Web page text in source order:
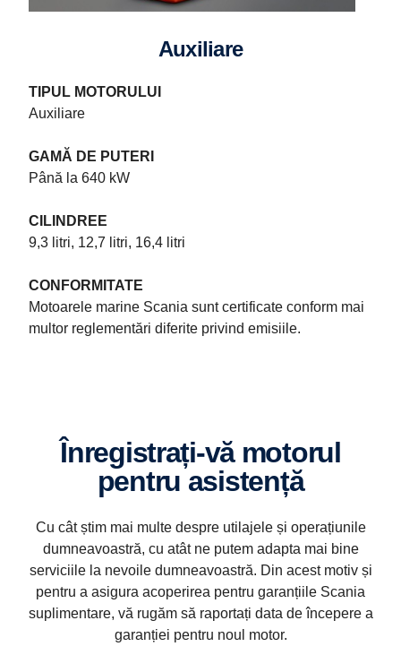
Auxiliare
TIPUL MOTORULUI
Auxiliare
GAMĂ DE PUTERI
Până la 640 kW
CILINDREE
9,3 litri, 12,7 litri, 16,4 litri
CONFORMITATE
Motoarele marine Scania sunt certificate conform mai
multor reglementări diferite privind emisiile.
Specificațiile sistemelor de propulsie marine
Motoare Scania V8 de 16 litri și motoare Scania în linie de 13 și 9
litri, cu până la 1.150 CP pentru navele de patrulare. Oportunitate.
Înregistrați-vă motorul
pentru asistență
Cu cât știm mai multe despre utilajele și operațiunile
dumneavoastră, cu atât ne putem adapta mai bine
serviciile la nevoile dumneavoastră. Din acest motiv și
pentru a asigura acoperirea pentru garanțiile Scania
suplimentare, vă rugăm să raportați data de începere a
garanției pentru noul motor.